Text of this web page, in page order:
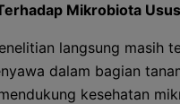
Mikrobiota Usus
langsung masih
dalam bagian
kesehatan